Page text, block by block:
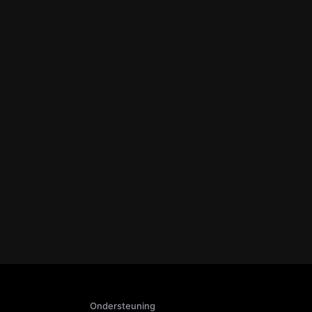
Ondersteuning